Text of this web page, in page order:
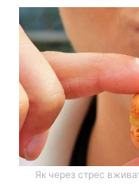
Як через стрес